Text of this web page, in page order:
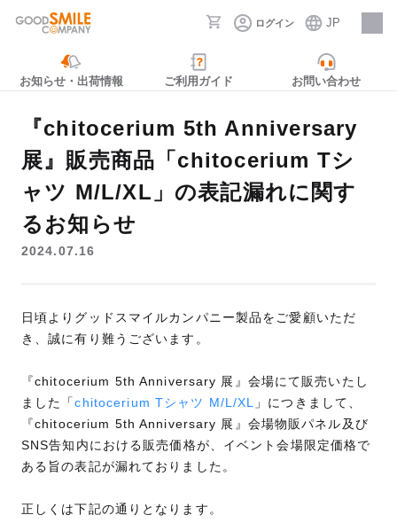
ログイン JP
採用情報
お知らせ・出荷情報 ご利用ガイド お問い合わせ
『chitocerium 5th Anniversary
展』販売商品「chitocerium Tシ
ャツ M/L/XL」の表記漏れに関す
るお知らせ
2024.07.16
日頃よりグッドスマイルカンパニー製品をご愛顧いただ
き、誠に有り難うございます。
『chitocerium 5th Anniversary 展』会場にて販売いたし
ました「chitocerium Tシャツ M/L/XL
」につきまして、
『chitocerium 5th Anniversary 展』会場物販パネル及び
SNS告知内における販売価格が、イベント会場限定価格で
ある旨の表記が漏れておりました。
正しくは下記の通りとなります。